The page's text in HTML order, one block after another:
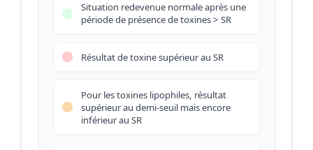
Situation redevenue normale après une
période de présence de toxines > SR
Résultat de toxine supérieur au SR
Pour les toxines lipophiles, résultat
supérieur au demi-seuil mais encore
inférieur au SR